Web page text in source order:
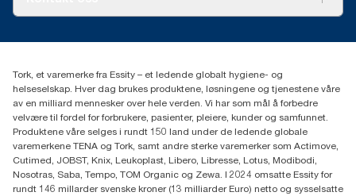
(+47) 22 70 62 00
Fredrik Selmers vei 6
0603 OSLO
Tork, et varemerke fra Essity – et ledende globalt hygiene- og
helseselskap. Hver dag brukes produktene, løsningene og tjenestene våre
av en milliard mennesker over hele verden. Vi har som mål å forbedre
velvære til fordel for forbrukere, pasienter, pleiere, kunder og samfunnet.
Produktene våre selges i rundt 150 land under de ledende globale
varemerkene TENA og Tork, samt andre sterke varemerker som Actimove,
Cutimed, JOBST, Knix, Leukoplast, Libero, Libresse, Lotus, Modibodi,
Nosotras, Saba, Tempo, TOM Organic og Zewa. I 2024 omsatte Essity for
rundt 146 millarder svenske kroner (13 milliarder Euro) netto og sysselsatte